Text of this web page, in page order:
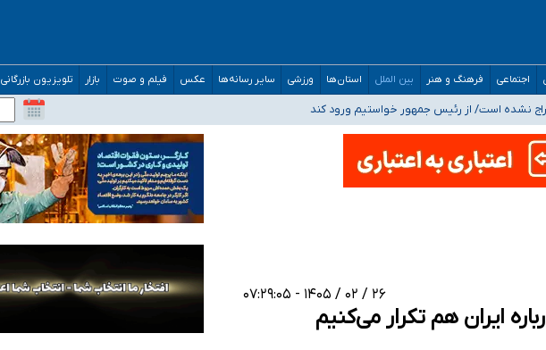
اجتماعی فرهنگ و هنر بین الملل استان‌ها ورزشی سایر رسانه‌ها عکس فیلم و صوت بازار تلویزیون بازرگانی
و بیمه
خوزستان و کرمان بالاتر از آستانه هشدار
نشده است/ از رئیس جمهور خواستیم ورود کند
امارات در کشور/ درباره محصلان باقی‌مانده در دبی متناسب با شرایط جدید تصمیم‌گیری می‌شود
مخدر ناس
۲۶ / ۰۲ / ۱۴۰۵ - ۰۷:۲۹:۰۵
ایران هم تکرار می‌کنیم